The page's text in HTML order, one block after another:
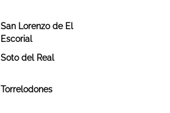
San Lorenzo de El
Escorial
Soto del Real
Torrelodones